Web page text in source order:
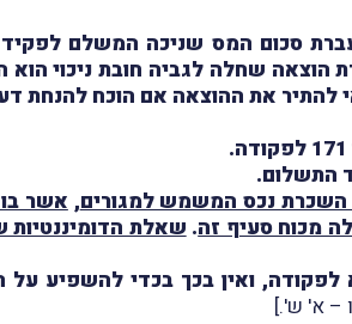
סכום המס שניכה המשלם לפקיד
תנאי להתרת הוצאה שחלה לגביה חובת
את ההוצאה אם הוכח להנחת
התשלום.
השכרת נכס המשמש למגורים,אשר
מכוח סעיף זה.שאלת
כי עקרונות אלו רלוונטיים אך ורק ביחס ליישום הוראות סעיף 32א
– א' ש'.]